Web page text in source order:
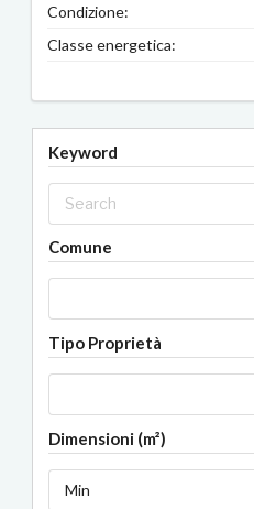
Condizione:
Classe energetica:
Keyword
Comune
Tipo Proprietà
Dimensioni (m²)
Min